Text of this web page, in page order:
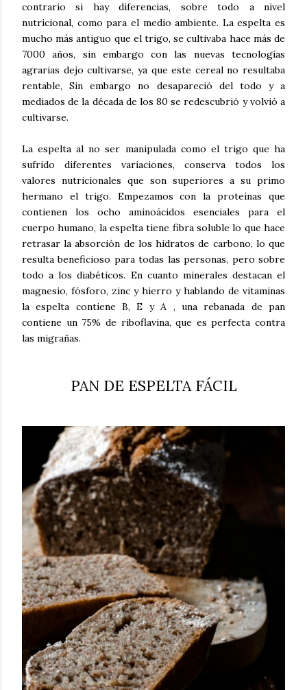
contrario si hay diferencias, sobre todo a nivel
nutricional, como para el medio ambiente. La espelta es
mucho más antiguo que el trigo, se cultivaba hace más de
7000 años, sin embargo con las nuevas tecnologías
agrarias dejo cultivarse, ya que este cereal no resultaba
rentable, Sin embargo no desapareció del todo y a
mediados de la década de los 80 se redescubrió y volvió a
cultivarse.
La espelta al no ser manipulada como el trigo que ha
sufrido diferentes variaciones, conserva todos los
valores nutricionales que son superiores a su primo
hermano el trigo. Empezamos con la proteínas que
contienen los ocho aminoácidos esenciales para el
cuerpo humano, la espelta tiene fibra soluble lo que hace
retrasar la absorción de los hidratos de carbono, lo que
resulta beneficioso para todas las personas, pero sobre
todo a los diabéticos. En cuanto minerales destacan el
magnesio, fósforo, zinc y hierro y hablando de vitaminas
la espelta contiene B, E y A , una rebanada de pan
contiene un 75% de riboflavina, que es perfecta contra
las migrañas.
PAN DE ESPELTA FÁCIL